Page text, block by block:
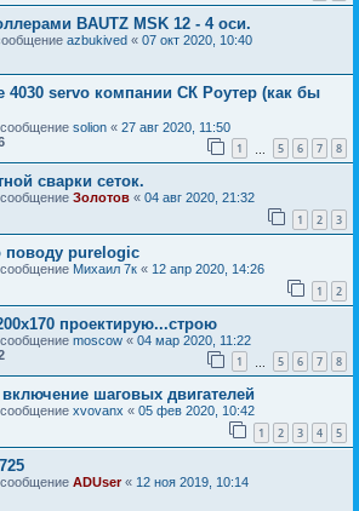
BAUTZ MSK 12 - 4 оси.
azbukived « 07 окт 2020, 10:40
4030 servo компании СК Роутер (как бы
solion « 27 авг 2020, 11:50
1 5 6 7 8
сварки сеток.
Золотов « 04 авг 2020, 21:32
1 2 3
поводу purelogic
Михаил 7к « 12 апр 2020, 14:26
1 2
проектирую...строю
moscow « 04 мар 2020, 11:22
1 5 6 7 8
шаговых двигателей
xvovanx « 05 фев 2020, 10:42
1 2 3 4 5
ADUser« 12 ноя 2019, 10:14